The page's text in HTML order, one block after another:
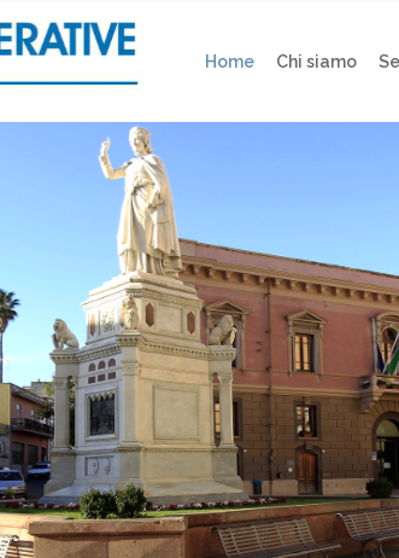
Home Chi siamo